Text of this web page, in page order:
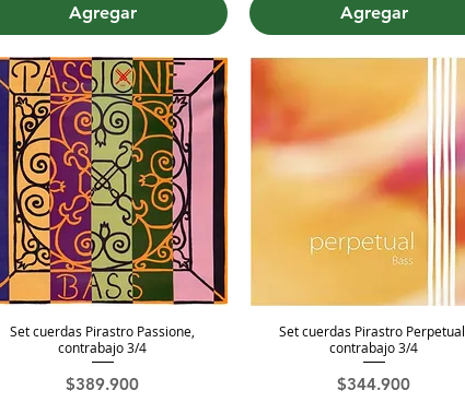
Agregar Agregar
Vista rápida
Set cuerdas Pirastro Passione,
contrabajo 3/4
Precio
$389.900
Vista rápida
Set cuerdas Pirastro Perpetual,
contrabajo 3/4
Precio
$344.900